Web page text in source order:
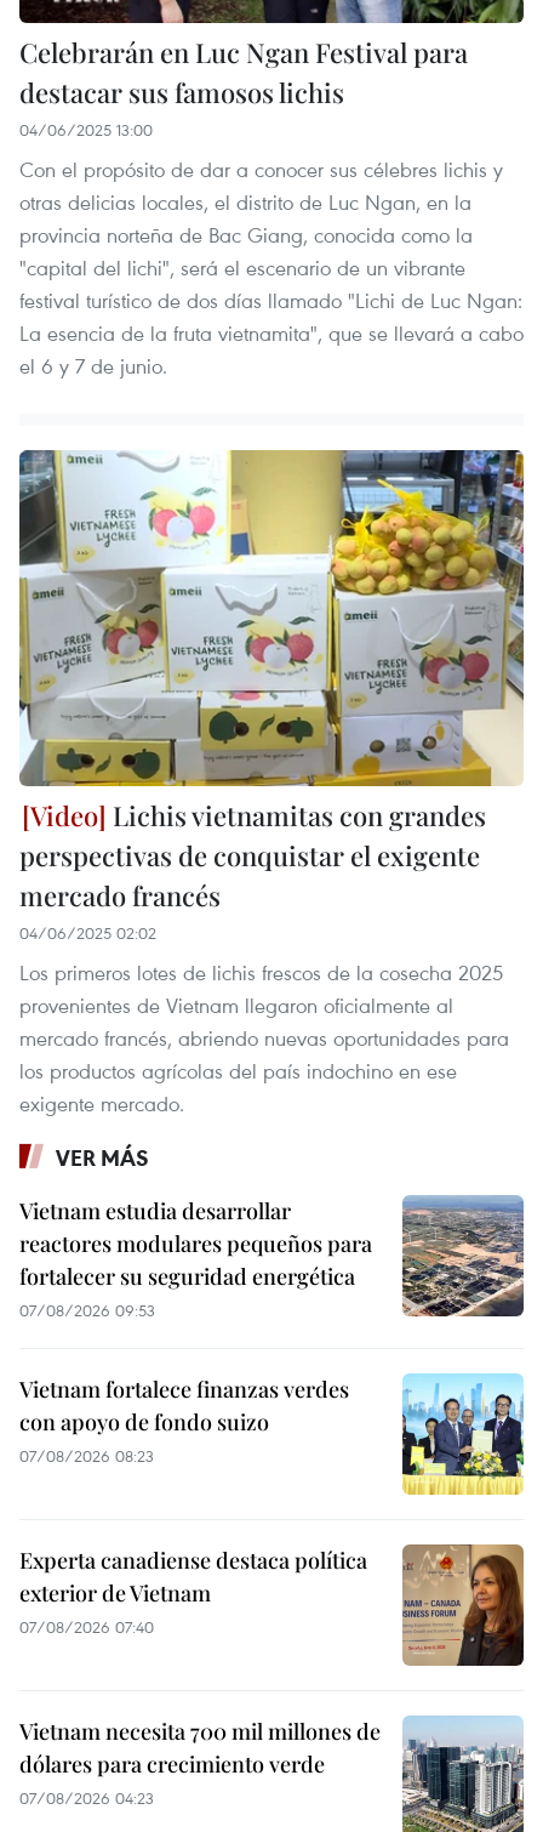
Celebrarán en Luc Ngan Festival para
destacar sus famosos lichis
04/06/2025 13:00
Con el propósito de dar a conocer sus célebres lichis y
otras delicias locales, el distrito de Luc Ngan, en la
provincia norteña de Bac Giang, conocida como la
"capital del lichi", será el escenario de un vibrante
festival turístico de dos días llamado "Lichi de Luc Ngan:
La esencia de la fruta vietnamita", que se llevará a cabo
el 6 y 7 de junio.
Lichis vietnamitas con grandes
perspectivas de conquistar el exigente
mercado francés
04/06/2025 02:02
Los primeros lotes de lichis frescos de la cosecha 2025
provenientes de Vietnam llegaron oficialmente al
mercado francés, abriendo nuevas oportunidades para
los productos agrícolas del país indochino en ese
exigente mercado.
VER MÁS
Vietnam estudia desarrollar
reactores modulares pequeños para
fortalecer su seguridad energética
07/08/2026 09:53
Vietnam fortalece finanzas verdes
con apoyo de fondo suizo
07/08/2026 08:23
Experta canadiense destaca política
exterior de Vietnam
07/08/2026 07:40
Vietnam necesita 700 mil millones de
dólares para crecimiento verde
07/08/2026 04:23